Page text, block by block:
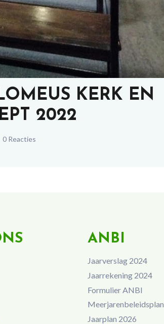
KERK EN
2022
0 Reacties
ANBI
Jaarverslag 2024
Jaarrekening 2024
Formulier ANBI
Meerjarenbeleidsplan
Jaarplan 2026